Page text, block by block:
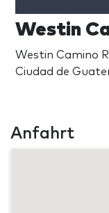
Westin
Westin Camino
Ciudad de
Anfahrt